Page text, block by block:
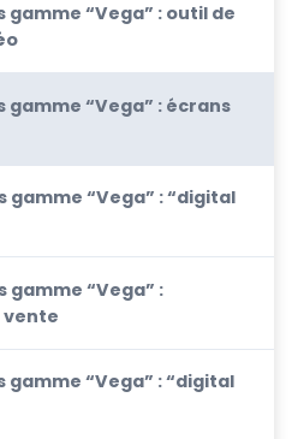
gamme “Vega” : outil de
gamme “Vega” : écrans
gamme “Vega” : “digital
gamme “Vega” :
vente
gamme “Vega” : “digital